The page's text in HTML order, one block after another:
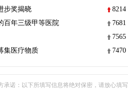
步奖揭晓
8214
百年三级甲等医院
7681
7565
集医疗物质 7470
承诺：以下所填写信息将绝对保密，请放心填写